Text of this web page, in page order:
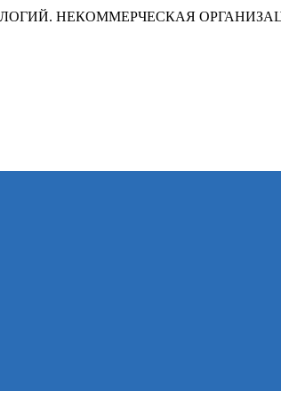
НЕКОММЕРЧЕСКАЯ